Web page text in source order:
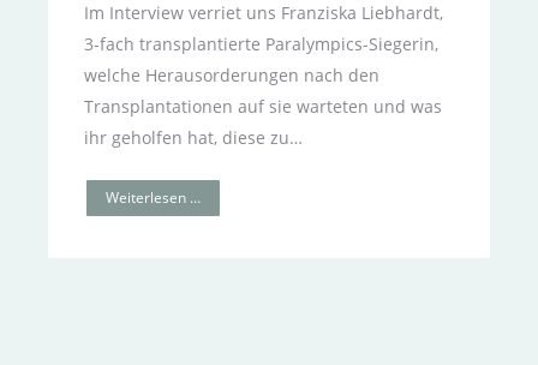
Im Interview verriet uns Franziska Liebhardt,
3-fach transplantierte Paralympics-Siegerin,
welche Heraus­orderungen nach den
Transplantationen auf sie warteten und was
ihr geholfen hat, diese zu…
Weiterlesen …